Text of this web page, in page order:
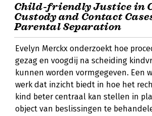
Child-friendly Justice in
Custody and Contact
Parental Separation
Evelyn Merckx onderzoekt hoe
gezag en voogdij na scheiding
kunnen worden vormgegeven. Een
werk dat inzicht biedt in hoe het
kind beter centraal kan stellen in
object van beslissingen te